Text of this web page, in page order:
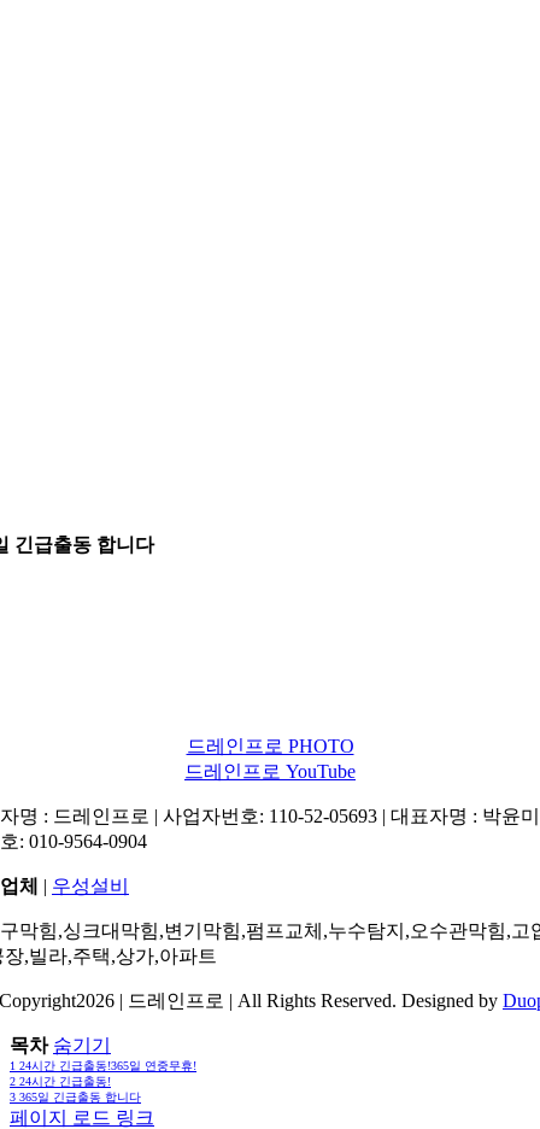
긴급출동 합니다
드레인프로 PHOTO
드레인프로 YouTube
명 : 드레인프로 | 사업자번호: 110-52-05693 | 대표자명 : 박윤
: 010-9564-0904
체 | 우성설비
막힘,싱크대막힘,변기막힘,펌프교체,누수탐지,오수관막힘,고
장,빌라,주택,상가,아파트
| 드레인프로 | All Rights Reserved. Designed by
목차 숨기기
1 24시간 긴급출동!365일 연중무휴!
2 24시간 긴급출동!
3 365일 긴급출동 합니다
페이지 로드 링크